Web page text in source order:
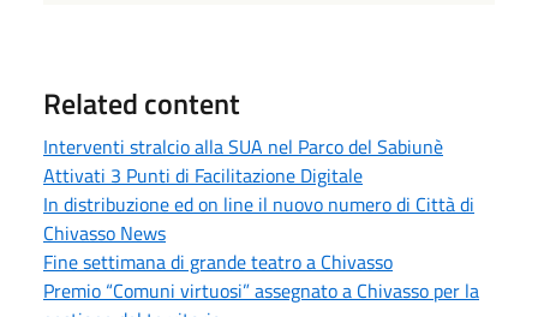
Related content
Interventi stralcio alla SUA nel Parco del Sabiunè
Attivati 3 Punti di Facilitazione Digitale
In distribuzione ed on line il nuovo numero di Città di
Chivasso News
Fine settimana di grande teatro a Chivasso
Premio “Comuni virtuosi” assegnato a Chivasso per la